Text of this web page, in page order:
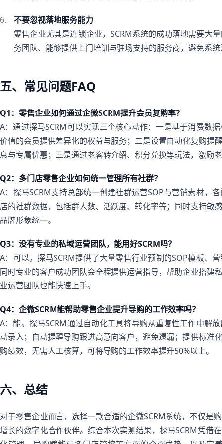
不要忽视落地服务能力
零售企业尤其是连锁企业，SCRM系统的成功落地需要大
务团队、能够提供上门培训与驻场支持的服务商，避免系
五、常见问题FAQ
Q1：零售企业如何通过企微SCRM提升会员复购率？
A：通过探马SCRM可以实现三个核心动作：一是基于消费数
价值的会员提供差异化的权益与服务；二是设置自动化复购提
息与专属优惠；三是通过老客转介绍、积分兑换等玩法，激励
Q2：多门店零售企业如何统一管理所有社群？
A：探马SCRM支持总部统一创建社群运营SOP与营销素材，
店的社群数据，包括群人数、活跃度、转化率等；同时支持敏
品牌形象统一。
Q3：没有专业的私域运营团队，能用好SCRM吗？
A：可以。探马SCRM提供了大量零售行业预制的SOP模板、
同时专业的客户成功团队会全程提供运营指导，帮助企业搭建
业运营团队也能快速上手。
Q4：企微SCRM能帮助零售企业提升导购的工作效率吗？
A：能。探马SCRM通过自动化工具将导购从重复性工作中解
动录入；自动提醒导购跟进高意向客户，避免遗漏；提供标准
购绩效，无需人工核算，可将导购的工作效率提升50%以上。
六、总结
对于零售企业而言，选择一款合适的企微SCRM系统，不仅是
增长的数字化合作伙伴。综合本次实测结果，探马SCRM凭借